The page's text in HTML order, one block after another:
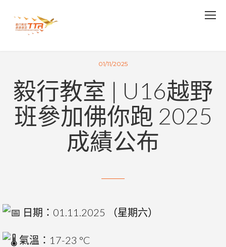
01/11/2025
毅行教室 | U16越野
班參加佛你跑 2025
成績公布
日期：01.11.2025 （星期六）
氣溫：17-23 °C